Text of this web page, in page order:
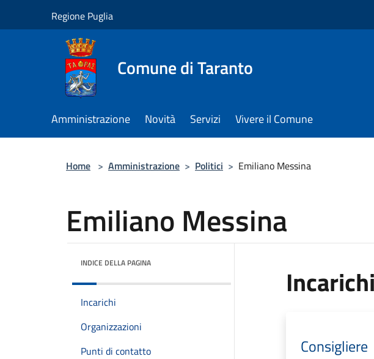
Regione Puglia
Comune di Taranto
Amministrazione Novità Servizi Vivere il Comune
Home > Amministrazione > Politici > Emiliano Messina
Emiliano Messina
INDICE DELLA PAGINA
Incarichi
Organizzazioni
Punti di contatto
Incarichi
Consigliere